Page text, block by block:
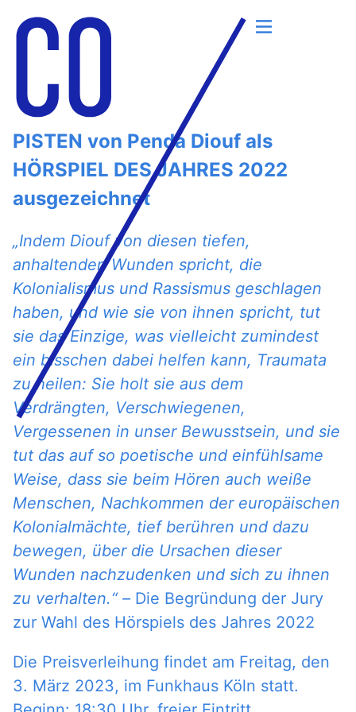
Skip
to
content
PISTEN von Penda Diouf als
HÖRSPIEL DES JAHRES 2022
ausgezeichnet
„Indem Diouf von diesen tiefen,
anhaltenden Wunden spricht, die
Kolonialismus und Rassismus geschlagen
haben, und wie sie von ihnen spricht, tut
sie das Einzige, was vielleicht zumindest
ein bisschen dabei helfen kann, Traumata
zu heilen: Sie holt sie aus dem
Verdrängten, Verschwiegenen,
Vergessenen in unser Bewusstsein, und sie
tut das auf so poetische und einfühlsame
Weise, dass sie beim Hören auch weiße
Menschen, Nachkommen der europäischen
Kolonialmächte, tief berühren und dazu
bewegen, über die Ursachen dieser
Wunden nachzudenken und sich zu ihnen
zu verhalten.“ – Die Begründung der Jury
zur Wahl des Hörspiels des Jahres 2022
Die Preisverleihung findet am Freitag, den
3. März 2023, im Funkhaus Köln statt.